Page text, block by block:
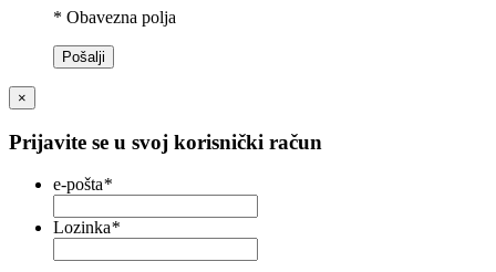
* Obavezna polja
Pošalji
×
Prijavite se u svoj korisnički račun
e-pošta*
Lozinka*